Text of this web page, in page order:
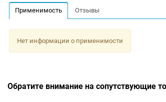
Применимость Отзывы
Нет информации о применимости
Обратите внимание на сопутствующие